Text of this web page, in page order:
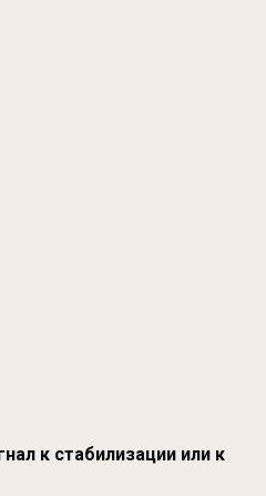
к стабилизации или к